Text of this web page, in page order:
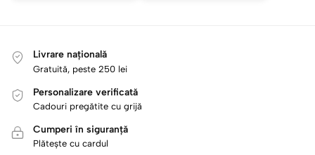
Livrare națională
Gratuită, peste 250 lei
Personalizare verificată
Cadouri pregătite cu grijă
Cumperi în siguranță
Plătește cu cardul